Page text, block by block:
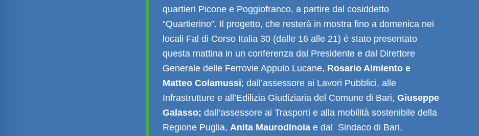
quartieri Picone e Poggiofranco, a partire dal cosiddetto
“Quartierino”. Il progetto, che resterà in mostra fino a domenica nei
locali Fal di Corso Italia 30 (dalle 16 alle 21) è stato presentato
questa mattina in un conferenza dal Presidente e dal Direttore
Generale delle Ferrovie Appulo Lucane, Rosario Almiento e
Matteo Colamussi; dall’assessore ai Lavori Pubblici, alle
Infrastrutture e all’Edilizia Giudiziaria del Comune di Bari,Giuseppe
Galasso;dall’assessore ai Trasporti e alla mobilità sostenibile della
Regione Puglia, Anita Maurodinoia e dal Sindaco di Bari,